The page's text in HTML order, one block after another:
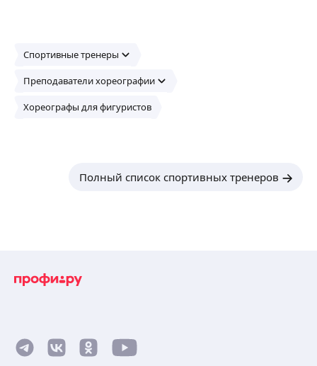
Спортивные тренеры
Преподаватели хореографии
Хореографы для фигуристов
Полный список спортивных тренеров